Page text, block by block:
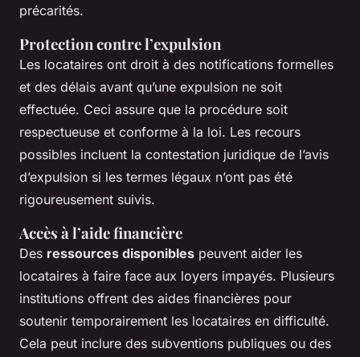
précarités.
Protection contre l’expulsion
Les locataires ont droit à des notifications formelles
et des délais avant qu’une expulsion ne soit
effectuée. Ceci assure que la procédure soit
respectueuse et conforme à la loi. Les recours
possibles incluent la contestation juridique de l’avis
d’expulsion si les termes légaux n’ont pas été
rigoureusement suivis.
Accès à l’aide financière
Des ressources disponibles peuvent aider les
locataires à faire face aux loyers impayés. Plusieurs
institutions offrent des aides financières pour
soutenir temporairement les locataires en difficulté.
Cela peut inclure des subventions publiques ou des